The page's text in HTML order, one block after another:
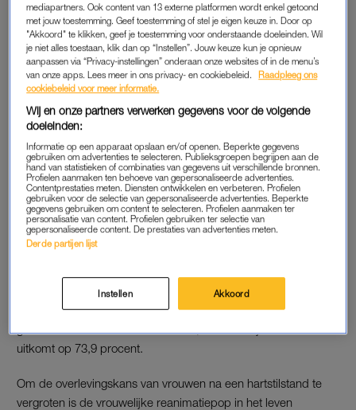
Bovendien hebben vrouwen vaker te maken met minder
duidelijke signalen die duiden op een hartstilstand. Deze
signalen worden daarom sneller genegeerd. “Vaak wordt er
zelfs gedacht dat vrouwen flauwvallen, waardoor de
reanimatie veel te laat wordt gestart.”
Onderzoek van de Hartstichting laat zien dat vrouwen
inderdaad een lagere overlevingskans hebben dan mannen na
een hartstilstand. Ook start de reanimatie van een vrouw
gemiddeld later dan een reanimatie van een man. De
Hartstichting noemt de borsten als een mogelijk obstakel bij
Ook zit er een groot verschil in de hulpverlening. Vrouwen
worden gemiddeld in 69,2 procent van de gevallen
uitkomt op 73,9 procent.
Om de overlevingskans van vrouwen na een hartstilstand te
vergroten is de vrouwelijke reanimatiepop in het leven
mediapartners. Ook content van 13 externe platformen wordt enkel getoond
met jouw toestemming. Geef toestemming of stel je eigen keuze in. Door op
"Akkoord" te klikken, geef je toestemming voor onderstaande doeleinden. Wil
je niet alles toestaan, klik dan op “Instellen”. Jouw keuze kun je opnieuw
aanpassen via “Privacy-instellingen” onderaan onze websites of in de menu’s
van onze apps. Lees meer in ons privacy- en cookiebeleid.
Raadpleeg ons
cookiebeleid voor meer informatie.
Wij en onze partners verwerken gegevens voor de volgende
doeleinden:
Informatie op een apparaat opslaan en/of openen. Beperkte gegevens
gebruiken om advertenties te selecteren. Publieksgroepen begrijpen aan de
hand van statistieken of combinaties van gegevens uit verschillende bronnen.
Profielen aanmaken ten behoeve van gepersonaliseerde advertenties.
Contentprestaties meten. Diensten ontwikkelen en verbeteren. Profielen
gebruiken voor de selectie van gepersonaliseerde advertenties. Beperkte
gegevens gebruiken om content te selecteren. Profielen aanmaken ter
personalisatie van content. Profielen gebruiken ter selectie van
gepersonaliseerde content. De prestaties van advertenties meten.
Derde partijen lijst
Instellen Akkoord